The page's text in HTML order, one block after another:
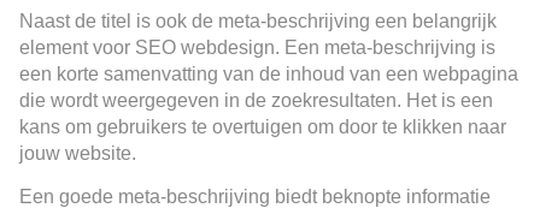
Naast de titel is ook de meta-beschrijving een belangrijk
element voor SEO webdesign. Een meta-beschrijving is
een korte samenvatting van de inhoud van een webpagina
die wordt weergegeven in de zoekresultaten. Het is een
kans om gebruikers te overtuigen om door te klikken naar
jouw website.
Een goede meta-beschrijving biedt beknopte informatie